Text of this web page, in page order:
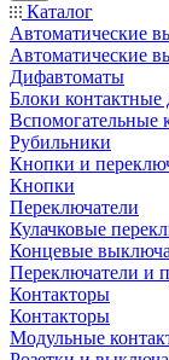
Каталог
Автоматические
Автоматические
Дифавтоматы
Блоки контактные
Вспомогательные
Рубильники
Кнопки и
Кнопки
Переключатели
Кулачковые
Концевые
Переключатели и
Контакторы
Контакторы
Модульные